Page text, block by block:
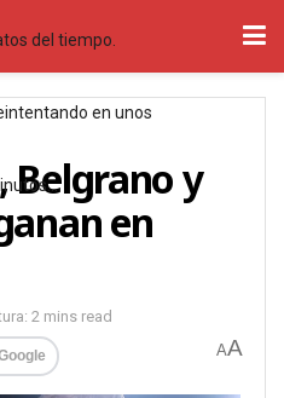
del tiempo.
en unos
Belgrano y
en
2 mins read
AA